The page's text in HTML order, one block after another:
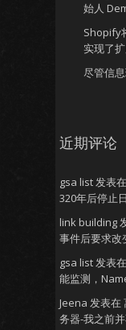
始人
Shopify
实现了扩
尽管信
近期评论
gsa list发表在
320年后停止
link building
事件后要求改
gsa list发表在
能监测，
Jeena 发表在
务器-我之前并